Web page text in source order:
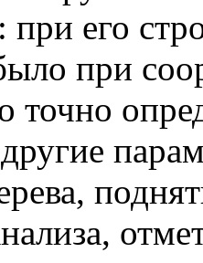
при его
при
точно